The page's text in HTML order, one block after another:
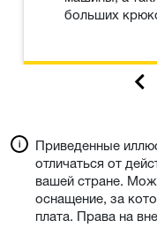
больших
Приведенные
отличаться от
вашей стране.
оснащение, за
плата. Права на